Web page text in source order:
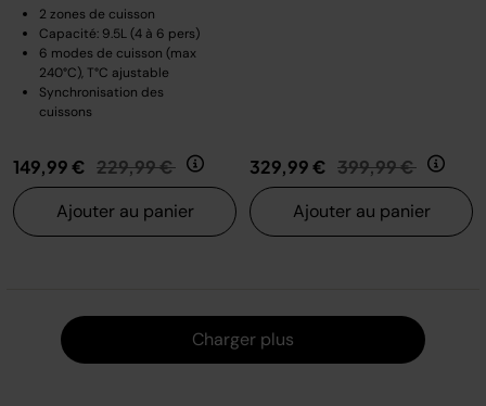
2 zones de cuisson
Capacité: 9.5L (4 à 6 pers)
6 modes de cuisson (max
240°C), T°C ajustable
Synchronisation des
cuissons
149,99 € Prix réduit de
229,99 € au
Ajouter au panier
329,99 € Prix réduit de
399,99 € au
Ajouter au panier
Charger plus